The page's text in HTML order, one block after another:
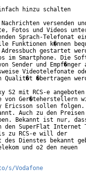
hinzu schalten
versenden
Fotos und Videos
Sprach-Telefonat
Funktionen k�nnen
gestartet
Smartphone. Die
Sender und Empf�nger
Videotelefonate
�bertragen
S2 mit RCS-e
von Ger�teherstellern
Ericsson sollen
Auch zu den Preisen
Bekannt ist nur,
den SuperFlat Internet
zu RCS-e will der
Dienstes bekannt
und o2 den neuen
s/Vodafone